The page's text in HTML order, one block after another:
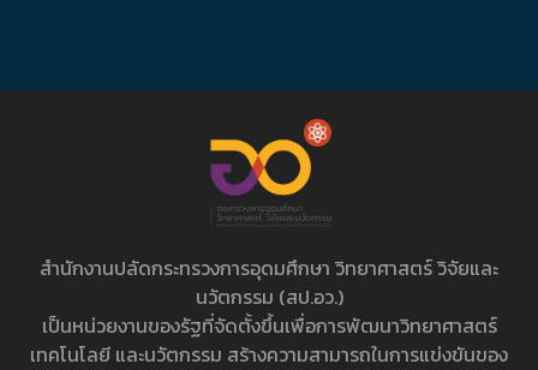
สำนักงานปลัดกระทรวงการอุดมศึกษา วิทยาศาสตร์ วิจัยและ
นวัตกรรม (สป.อว.)
เป็นหน่วยงานของรัฐที่จัดตั้งขึ้นเพื่อการพัฒนาวิทยาศาสตร์
เทคโนโลยี และนวัตกรรม สร้างความสามารถในการแข่งขันของ